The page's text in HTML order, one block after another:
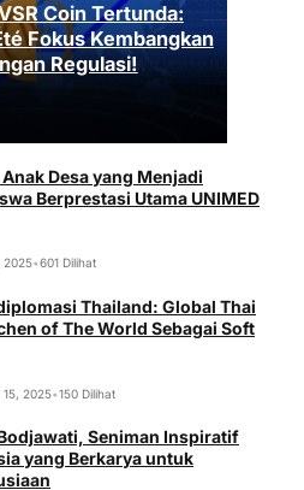
Coin Tertunda:
Fokus Kembangkan
Regulasi!
Desa yang Menjadi
Berprestasi Utama UNIMED
2025•601 Dilihat
Thailand: Global Thai
of The World Sebagai Soft
2025•150 Dilihat
Seniman Inspiratif
yang Berkarya untuk